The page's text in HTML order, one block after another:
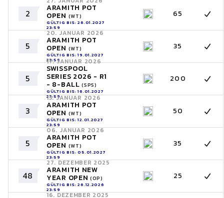
2 ARAMITH POT
OPEN (WT)
GÜLTIG BIS: 26.01.2027
23:59
65
5
20. JANUAR 2026
ARAMITH POT
OPEN (WT)
GÜLTIG BIS: 19.01.2027
23:59
35
5
17. JANUAR 2026
SWISSPOOL
SERIES 2026 - R1
- 8-BALL(SPS)
GÜLTIG BIS: 16.01.2027
23:59
200
3
13. JANUAR 2026
ARAMITH POT
OPEN (WT)
GÜLTIG BIS: 12.01.2027
23:59
50
5
06. JANUAR 2026
ARAMITH POT
OPEN (WT)
GÜLTIG BIS: 05.01.2027
23:59
35
48
27. DEZEMBER 2025
ARAMITH NEW
YEAR OPEN (OP)
GÜLTIG BIS: 26.12.2026
23:59
25
16. DEZEMBER 2025